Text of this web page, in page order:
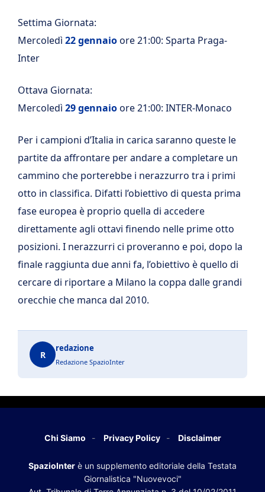
Settima Giornata:
Mercoledì 22 gennaioore 21:00: Sparta Praga-
Inter
Ottava Giornata:
Mercoledì 29 gennaioore 21:00: INTER-Monaco
Per i campioni d’Italia in carica saranno queste le
partite da affrontare per andare a completare un
cammino che porterebbe i nerazzurro tra i primi
otto in classifica. Difatti l’obiettivo di questa prima
fase europea è proprio quella di accedere
direttamente agli ottavi finendo nelle prime otto
posizioni. I nerazzurri ci proveranno e poi, dopo la
finale raggiunta due anni fa, l’obiettivo è quello di
cercare di riportare a Milano la coppa dalle grandi
orecchie che manca dal 2010.
R
redazione
Redazione SpazioInter
Chi Siamo Privacy Policy Disclaimer
SpazioInter è un supplemento editoriale della Testata
Giornalistica "Nuovevoci"